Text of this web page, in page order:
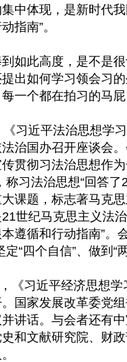
中体现，是新时代
指南”。
如此高度，是不是
出如何学习领会习
一个都在拍习的马屁
《习近平法治思想学
治国办召开座谈会
贯彻习法治思想作
称习法治思想“回答
课题，标志著马克
世纪马克思主义法
遵循和行动指南”。
定“四个自信”、做到“
《习近平经济思想学
国家发展改革委党
讲话。与会者还有
和文献研究院、财